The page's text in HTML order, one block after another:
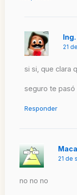
21
si si, que clara
seguro te pasó
Responder
21 de
no no no